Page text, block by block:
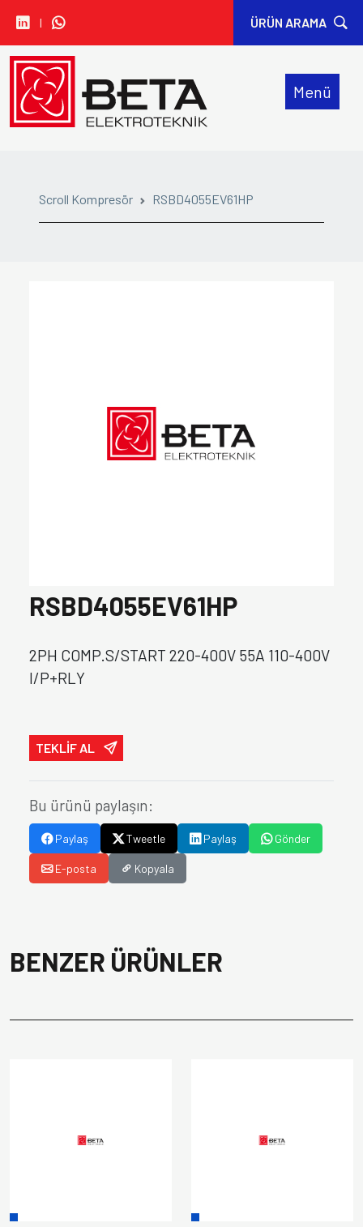
I ÜRÜN ARAMA
Menü
Scroll Kompresör RSBD4055EV61HP
RSBD4055EV61HP
2PH COMP.S/START 220-400V 55A 110-400V
I/P+RLY
TEKLİF AL
Bu ürünü paylaşın:
Paylaş Tweetle Paylaş Gönder
E-posta Kopyala
BENZER ÜRÜNLER
• CARLO GAVAZZI
• IDEM SAFETY
• ORION FANS